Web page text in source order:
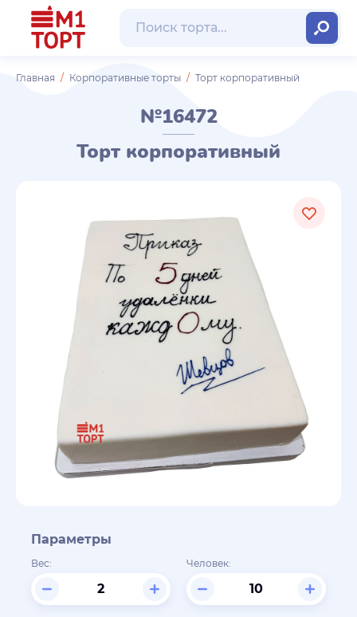
Главная Корпоративные торты Торт корпоративный
№16472
Торт корпоративный
Параметры
Вес: Человек: